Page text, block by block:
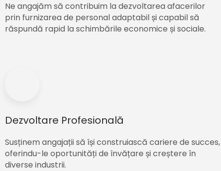
Ne angajăm să contribuim la dezvoltarea afacerilor
prin furnizarea de personal adaptabil și capabil să
răspundă rapid la schimbările economice și sociale.
Dezvoltare Profesională
Susținem angajații să își construiască cariere de succes,
oferindu-le oportunități de învățare și creștere în
diverse industrii.